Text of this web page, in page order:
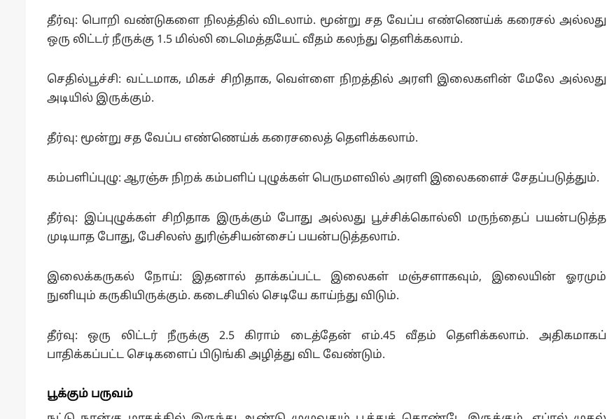
தீர்வு: பொறி வண்டுகளை நிலத்தில் விடலாம். மூன்று சத வேப்ப எண்ணெய்க் கரைசல் அல்லது
ஒரு லிட்டர் நீருக்கு 1.5 மில்லி டைமெத்தயேட் வீதம் கலந்து தெளிக்கலாம்.
செதில்பூச்சி: வட்டமாக, மிகச் சிறிதாக, வெள்ளை நிறத்தில் அரளி இலைகளின் மேலே அல்லது
அடியில் இருக்கும்.
தீர்வு: மூன்று சத வேப்ப எண்ணெய்க் கரைசலைத் தெளிக்கலாம்.
கம்பளிப்புழு: ஆரஞ்சு நிறக் கம்பளிப் புழுக்கள் பெருமளவில் அரளி இலைகளைச் சேதப்படுத்தும்.
தீர்வு: இப்புழுக்கள் சிறிதாக இருக்கும் போது அல்லது பூச்சிக்கொல்லி மருந்தைப் பயன்படுத்த
முடியாத போது, பேசிலஸ் துரிஞ்சியன்சைப் பயன்படுத்தலாம்.
இலைக்கருகல் நோய்: இதனால் தாக்கப்பட்ட இலைகள் மஞ்சளாகவும், இலையின் ஓரமும்
நுனியும் கருகியிருக்கும். கடைசியில் செடியே காய்ந்து விடும்.
தீர்வு: ஒரு லிட்டர் நீருக்கு 2.5 கிராம் டைத்தேன் எம்.45 வீதம் தெளிக்கலாம். அதிகமாகப்
பாதிக்கப்பட்ட செடிகளைப் பிடுங்கி அழித்து விட வேண்டும்.
பூக்கும் பருவம்